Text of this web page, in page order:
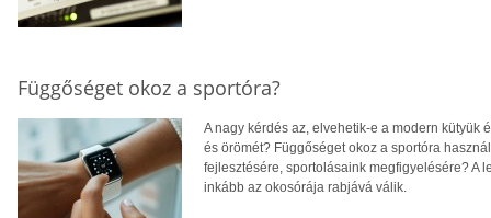
Függőséget okoz a sportóra?
A nagy kérdés az, elvehetik-e a modern kütyük
és örömét? Függőséget okoz a sportóra
fejlesztésére, sportolásaink megfigyelésére? A
inkább az okosórája rabjává válik.